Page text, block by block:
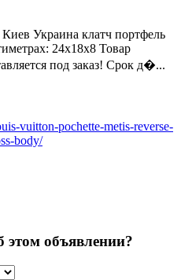
Украина клатч портфель
24х18х8 Товар
под заказ! Срок д�...
vuitton-pochette-metis-reverse-
body/
этом объявлении?